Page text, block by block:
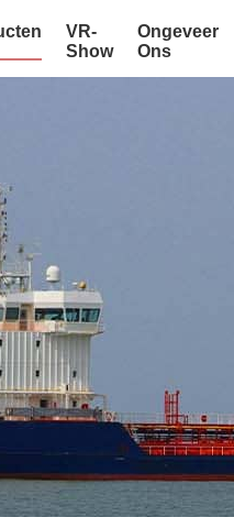
VR-
Show
Ongeveer
Ons